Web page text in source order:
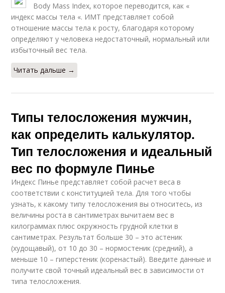
Body Mass Index, которое переводится, как «
индекс массы тела «. ИМТ представляет собой
отношение массы тела к росту, благодаря которому
определяют у человека недостаточный, нормальный или
избыточный вес тела.
Читать дальше →
Типы телосложения мужчин,
как определить калькулятор.
Тип телосложения и идеальный
вес по формуле Пинье
Индекс Пинье представляет собой расчет веса в
соответствии с конституцией тела. Для того чтобы
узнать, к какому типу телосложения вы относитесь, из
величины роста в сантиметрах вычитаем вес в
килограммах плюс окружность грудной клетки в
сантиметрах. Результат больше 30 – это астеник
(худощавый), от 10 до 30 – нормостеник (средний), а
меньше 10 – гиперстеник (коренастый). Введите данные и
получите свой точный идеальный вес в зависимости от
типа телосложения.